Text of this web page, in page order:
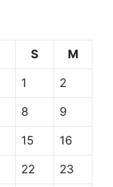
S M
1 2
8 9
15 16
22 23